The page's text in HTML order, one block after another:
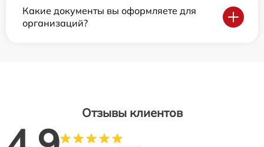
Какие документы вы оформляете для
организаций?
Отзывы клиентов